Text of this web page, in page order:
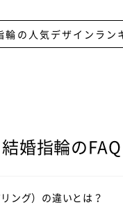
輪の人気デザインラン
結婚指輪のFAQ
ング）の違いとは？
記念品。その意味を強
マリッジリング）。シ
前にはご準備されると